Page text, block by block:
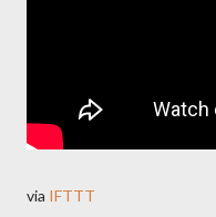
via IFTTT